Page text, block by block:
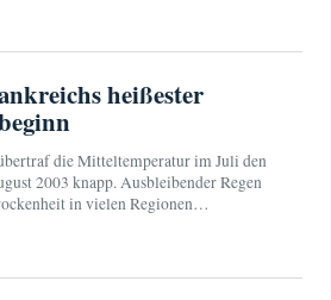
heißester
die Mitteltemperatur im Juli den
2003 knapp. Ausbleibender Regen
in vielen Regionen